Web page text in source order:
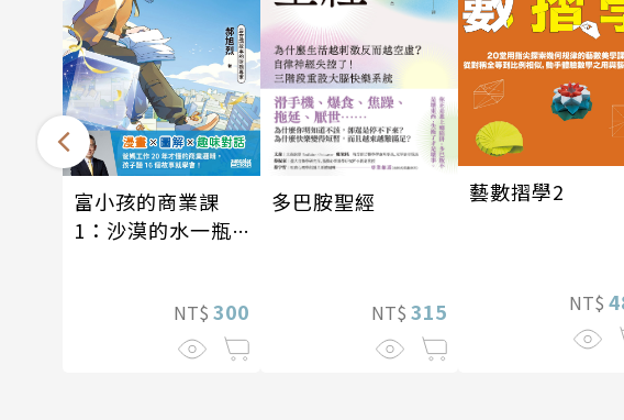
富小孩的商業課
1：沙漠的水一瓶
NT$ 300
多巴胺聖經
NT$ 315
藝數摺學2
NT$